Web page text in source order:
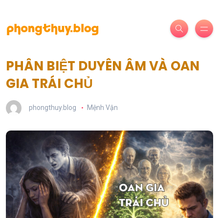
PHÂN BIỆT DUYÊN ÂM VÀ OAN
GIA TRÁI CHỦ
phongthuy.blog Mệnh Vận